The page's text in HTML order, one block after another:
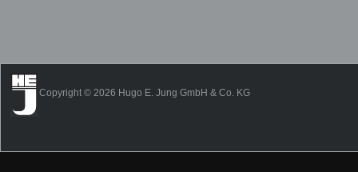
Copyright © 2026 Hugo E. Jung GmbH & Co. KG